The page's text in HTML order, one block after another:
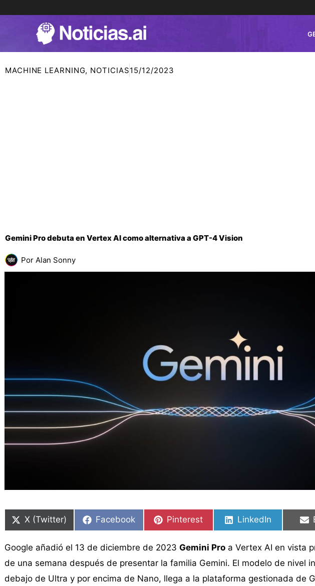
MACHINE LEARNING, NOTICIAS15/12/2023
Gemini Pro debuta en Vertex AI como alternativa a GPT-4 Vision
Por Alan Sonny
en
X (Twitter)
en
Facebook
en
Pinterest
en
LinkedIn
Google añadió el 13 de diciembre de 2023 Gemini Proa Vertex AI en vista
de una semana después de presentar la familia Gemini. El modelo de nivel
debajo de Ultra y por encima de Nano, llega a la plataforma gestionada de
en
en
en
en